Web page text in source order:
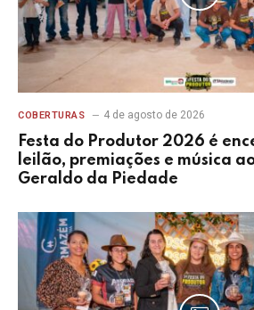
COBERTURAS 4 de agosto de 2026
Festa do Produtor 2026 é
leilão, premiações e música
Geraldo da Piedade